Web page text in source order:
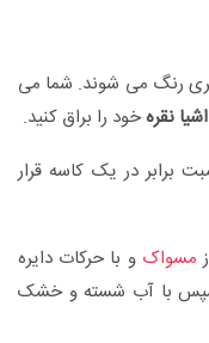
رنگ می شوند. شما می
اشیا نقرهخود را براق کنید.
برابر در یک کاسه قرار
مسواک و با حرکات دایره
سپس با آب شسته و خشک